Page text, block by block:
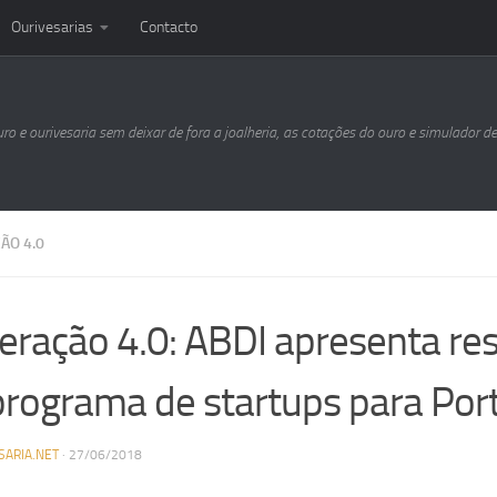
Ourivesarias Contacto
e ourivesaria sem deixar de fora a joalheria, as cotações do ouro e simulador
4.0
4.0: ABDI apresenta
de startups para
· 27/06/2018